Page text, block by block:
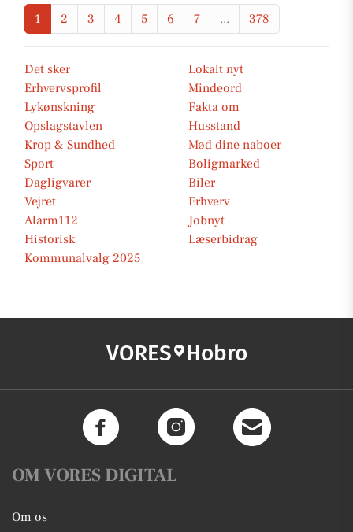
1 2 3 4 5 6 7 ... 378
Det sker
Lokalt nyt
Erhvervsprofil
Mindeord
Lykønskning
Fakta om
Opslagstavlen
Husstand
Krop & Sundhed
Mød dine naboer
Sport
Boligmarked
Dagligvarer
Biler
Vejret
Erhverv
Alarm112
Jobnyt
Historisk
Læserbidrag
Kommunalvalg 2025
VORES Hobro
OM VORES DIGITAL
Om os